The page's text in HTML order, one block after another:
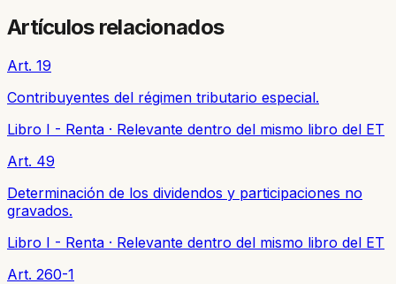
Artículos relacionados
Art. 19
Contribuyentes del régimen tributario especial.
Libro I - Renta · Relevante dentro del mismo libro del ET
Art. 49
Determinación de los dividendos y participaciones no
gravados.
Libro I - Renta · Relevante dentro del mismo libro del ET
Art. 260-1